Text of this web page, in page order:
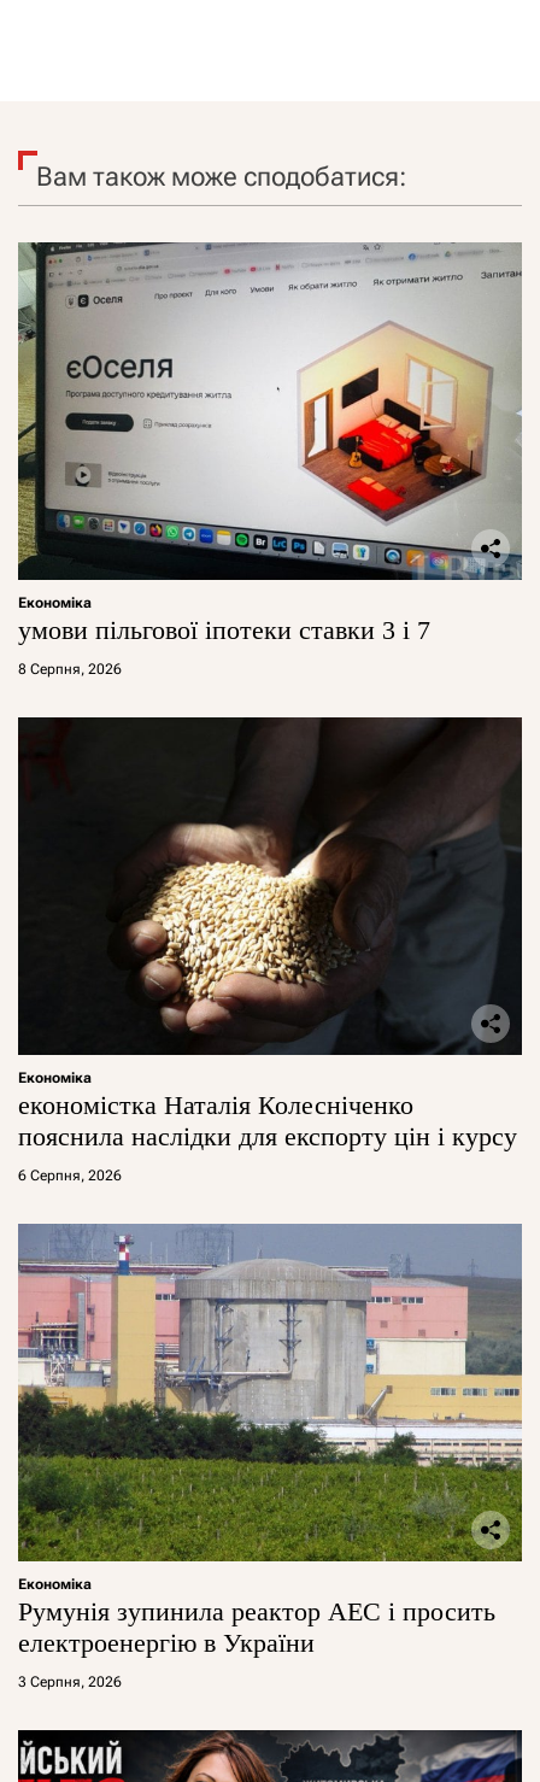
Вам також може сподобатися:
Економіка
умови пільгової іпотеки ставки 3 і 7
8 Серпня, 2026
Економіка
економістка Наталія Колесніченко
пояснила наслідки для експорту цін і курсу
6 Серпня, 2026
Економіка
Румунія зупинила реактор АЕС і просить
електроенергію в України
3 Серпня, 2026